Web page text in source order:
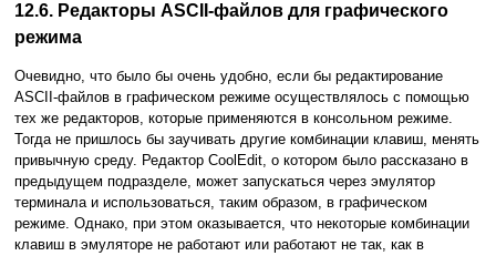
12.6. Редакторы ASCII-файлов для графического
режима
Очевидно, что было бы очень удобно, если бы редактирование
ASCII-файлов в графическом режиме осуществлялось с помощью
тех же редакторов, которые применяются в консольном режиме.
Тогда не пришлось бы заучивать другие комбинации клавиш, менять
привычную среду. Редактор CoolEdit, о котором было рассказано в
предыдущем подразделе, может запускаться через эмулятор
терминала и использоваться, таким образом, в графическом
режиме. Однако, при этом оказывается, что некоторые комбинации
клавиш в эмуляторе не работают или работают не так, как в